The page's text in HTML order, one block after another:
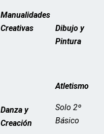
Manualidades
Creativas
Dibujo y
Pintura
Danza y
Creación
Atletismo
Solo 2º
Básico